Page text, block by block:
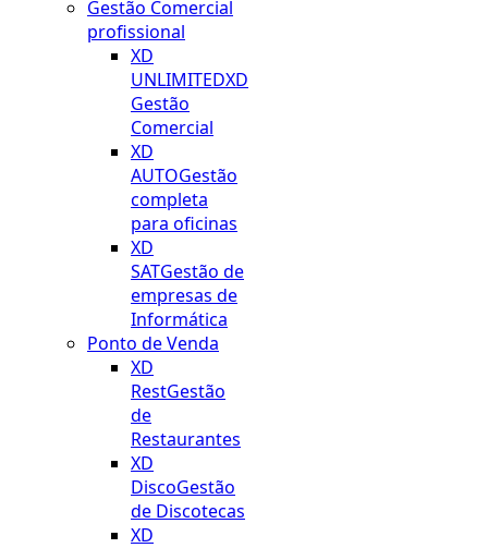
Gestão Comercial
profissional
XD
UNLIMITEDXD
Gestão
Comercial
XD
AUTOGestão
completa
para oficinas
XD
SATGestão de
empresas de
Informática
Ponto de Venda
XD
RestGestão
de
Restaurantes
XD
DiscoGestão
de Discotecas
XD